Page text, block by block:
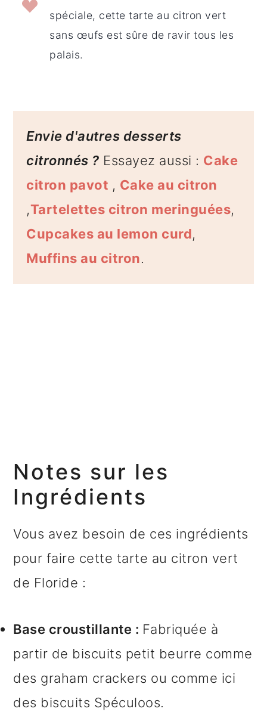
spéciale, cette tarte au citron vert
sans œufs est sûre de ravir tous les
palais.
Envie d'autres desserts
citronnés ? Essayez aussi : Cake
citron pavot , Cake au citron
,Tartelettes citron meringuées,
Cupcakes au lemon curd,
Muffins au citron.
Notes sur les
Ingrédients
Vous avez besoin de ces ingrédients
pour faire cette tarte au citron vert
de Floride :
Base croustillante : Fabriquée à
partir de biscuits petit beurre comme
des graham crackers ou comme ici
des biscuits Spéculoos.